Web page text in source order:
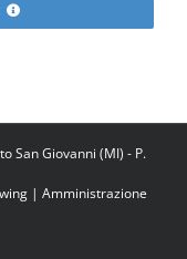
San Giovanni (MI) - P.
| Amministrazione